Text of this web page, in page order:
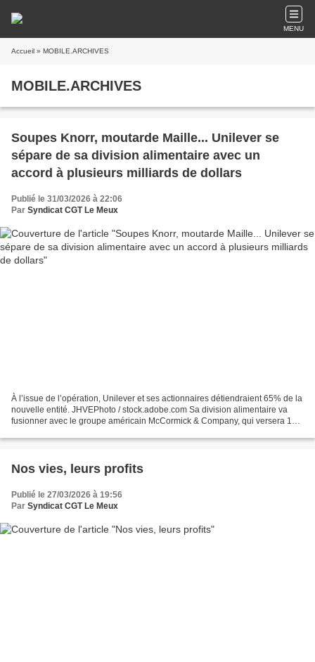
MENU
Accueil » MOBILE.ARCHIVES
MOBILE.ARCHIVES
Soupes Knorr, moutarde Maille... Unilever se
sépare de sa division alimentaire avec un
accord à plusieurs milliards de dollars
Publié le 31/03/2026 à 22:06
Par Syndicat CGT Le Meux
À l’issue de l’opération, Unilever et ses actionnaires détiendraient 65% de la
nouvelle entité. JHVEPhoto / stock.adobe.com Sa division alimentaire va
fusionner avec le groupe américain McCormick & Company, qui versera 15,7
Nos vies, leurs profits
Publié le 27/03/2026 à 19:56
Par Syndicat CGT Le Meux